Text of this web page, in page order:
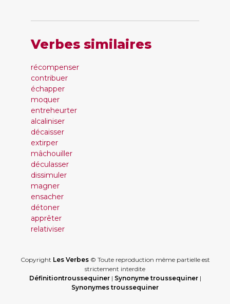
Verbes similaires
récompenser
contribuer
échapper
moquer
entreheurter
alcaliniser
décaisser
extirper
mâchouiller
déculasser
dissimuler
magner
ensacher
détoner
apprêter
relativiser
Copyright Les Verbes© Toute reproduction même partielle est
strictement interdite
Définitiontroussequiner| Synonyme troussequiner|
Synonymes troussequiner